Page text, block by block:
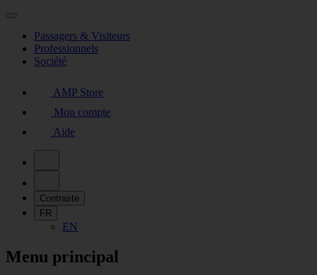
Passagers & Visiteurs
Professionnels
Société
AMP Store
Mon compte
Aide
Contraste
FR
EN
Menu principal